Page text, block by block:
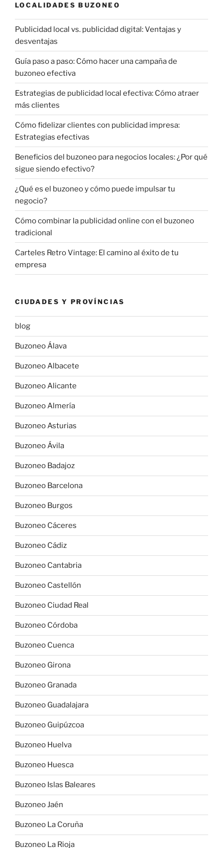
LOCALIDADES BUZONEO
Publicidad local vs. publicidad digital: Ventajas y
desventajas
Guía paso a paso: Cómo hacer una campaña de
buzoneo efectiva
Estrategias de publicidad local efectiva: Cómo atraer
más clientes
Cómo fidelizar clientes con publicidad impresa:
Estrategias efectivas
Beneficios del buzoneo para negocios locales: ¿Por qué
sigue siendo efectivo?
¿Qué es el buzoneo y cómo puede impulsar tu
negocio?
Cómo combinar la publicidad online con el buzoneo
tradicional
Carteles Retro Vintage: El camino al éxito de tu
empresa
CIUDADES Y PROVÍNCIAS
blog
Buzoneo Álava
Buzoneo Albacete
Buzoneo Alicante
Buzoneo Almería
Buzoneo Asturias
Buzoneo Ávila
Buzoneo Badajoz
Buzoneo Barcelona
Buzoneo Burgos
Buzoneo Cáceres
Buzoneo Cádiz
Buzoneo Cantabria
Buzoneo Castellón
Buzoneo Ciudad Real
Buzoneo Córdoba
Buzoneo Cuenca
Buzoneo Girona
Buzoneo Granada
Buzoneo Guadalajara
Buzoneo Guipúzcoa
Buzoneo Huelva
Buzoneo Huesca
Buzoneo Islas Baleares
Buzoneo Jaén
Buzoneo La Coruña
Buzoneo La Rioja